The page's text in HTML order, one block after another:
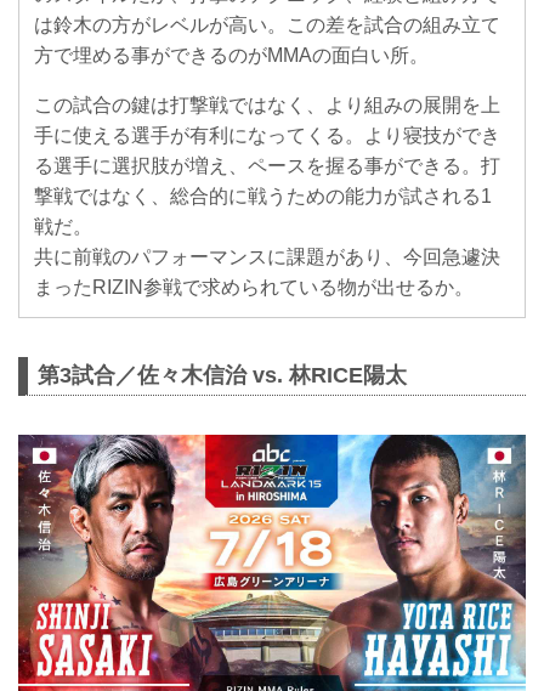
は鈴木の方がレベルが高い。この差を試合の組み立て
方で埋める事ができるのがMMAの面白い所。
この試合の鍵は打撃戦ではなく、より組みの展開を上
手に使える選手が有利になってくる。より寝技ができ
る選手に選択肢が増え、ペースを握る事ができる。打
撃戦ではなく、総合的に戦うための能力が試される1
戦だ。
共に前戦のパフォーマンスに課題があり、今回急遽決
まったRIZIN参戦で求められている物が出せるか。
第3試合／佐々木信治 vs. 林RICE陽太